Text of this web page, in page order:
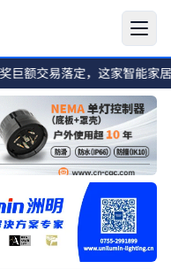
service portal for
manufacturers,
provides context
落定，这家智能家居企业股